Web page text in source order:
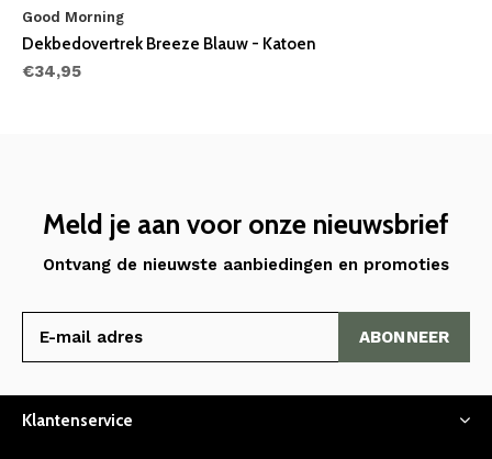
Good Morning
Dekbedovertrek Breeze Blauw - Katoen
€34,95
Meld je aan voor onze nieuwsbrief
Ontvang de nieuwste aanbiedingen en promoties
ABONNEER
Klantenservice